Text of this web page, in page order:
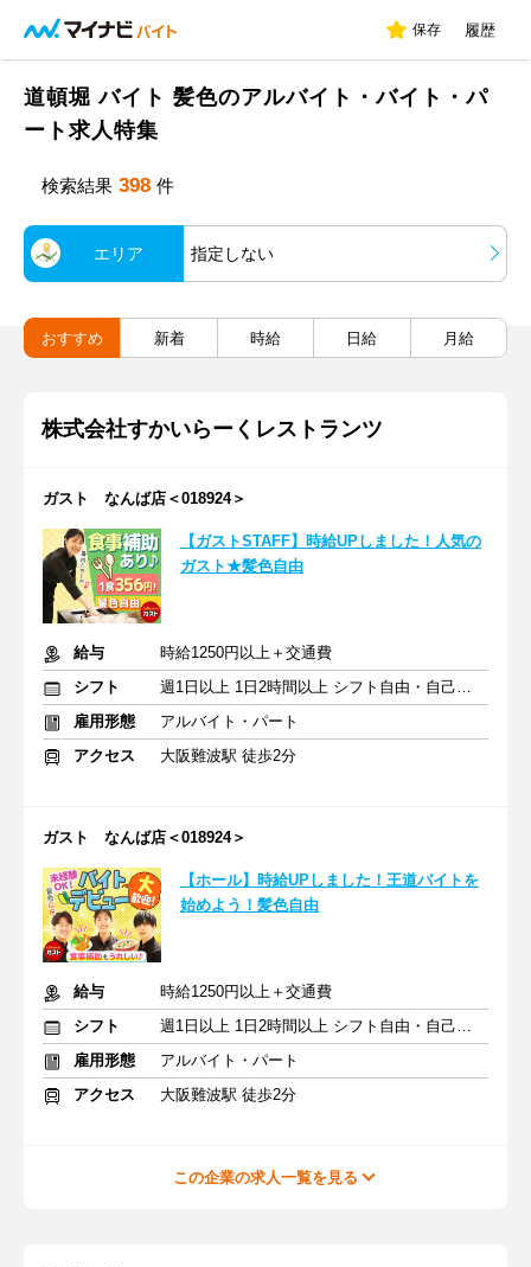
保存 履歴
道頓堀 バイト 髪色のアルバイト・バイト・パ
ート求人特集
検索結果 398 件
エリア 指定しない
おすすめ 新着 時給 日給 月給
株式会社すかいらーくレストランツ
ガスト なんば店＜018924＞
【ガストSTAFF】時給UPしました！人気の
ガスト★髪色自由
給与
時給1250円以上＋交通費
シフト
週1日以上 1日2時間以上 シフト自由・自己申告
雇用形態
アルバイト・パート
アクセス
大阪難波駅 徒歩2分
ガスト なんば店＜018924＞
【ホール】時給UPしました！王道バイトを
始めよう！髪色自由
給与
時給1250円以上＋交通費
シフト
週1日以上 1日2時間以上 シフト自由・自己申告
雇用形態
アルバイト・パート
アクセス
大阪難波駅 徒歩2分
この企業の求人一覧を見る